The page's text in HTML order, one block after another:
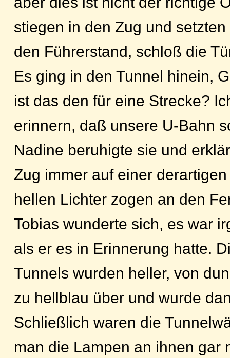
stiegen in den Zug und
den Führerstand, schloß die
Es ging in den Tunnel hinein,
ist das den für eine Strecke?
erinnern, daß unsere U-Bahn
Nadine beruhigte sie und
Zug immer auf einer
hellen Lichter zogen an den
Tobias wunderte sich, es war
als er es in Erinnerung hatte.
Tunnels wurden heller, von
zu hellblau über und wurde
Schließlich waren die
man die Lampen an ihnen gar